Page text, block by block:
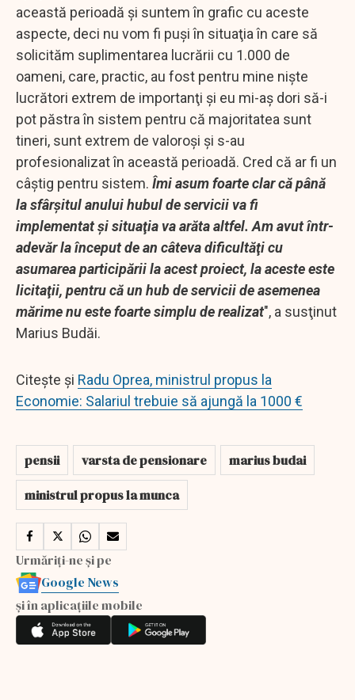
această perioadă şi suntem în grafic cu aceste
aspecte, deci nu vom fi puşi în situaţia în care să
solicităm suplimentarea lucrării cu 1.000 de
oameni, care, practic, au fost pentru mine nişte
lucrători extrem de importanţi şi eu mi-aş dori să-i
pot păstra în sistem pentru că majoritatea sunt
tineri, sunt extrem de valoroşi şi s-au
profesionalizat în această perioadă. Cred că ar fi un
câştig pentru sistem. Îmi asum foarte clar că până
la sfârşitul anului hubul de servicii va fi
implementat şi situaţia va arăta altfel. Am avut într-
adevăr la început de an câteva dificultăţi cu
asumarea participării la acest proiect, la aceste este
licitaţii, pentru că un hub de servicii de asemenea
mărime nu este foarte simplu de realizat", a susţinut
Marius Budăi.
Citește și Radu Oprea, ministrul propus la
Economie: Salariul trebuie să ajungă la 1000 €
pensii varsta de pensionare
marius budai
ministrul propus la munca
Urmăriți-ne și pe
Google News
și în aplicațiile mobile